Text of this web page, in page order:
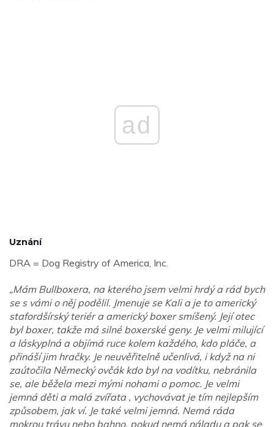
ad
Uznání
DRA = Dog Registry of America, Inc.
„Mám Bullboxera, na kterého jsem velmi hrdý a rád bych
se s vámi o něj podělil. Jmenuje se Kali a je to americký
stafordšírský teriér a americký boxer smíšený. Její otec
byl boxer, takže má silné boxerské geny. Je velmi milující
a láskyplná a objímá ruce kolem každého, kdo pláče, a
přináší jim hračky. Je neuvěřitelně učenlivá, i když na ni
zaútočila Německý ovčák kdo byl na vodítku, nebránila
se, ale běžela mezi mými nohami o pomoc. Je velmi
jemná děti a malá zvířata , vychovávat je tím nejlepším
způsobem, jak ví. Je také velmi jemná. Nemá ráda
mokrou trávu nebo bahno, pokud nemá náladu a pak se